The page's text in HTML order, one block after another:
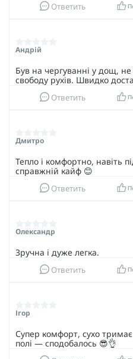
Ответить
Андрій
Був на чергуванні у дощ,
свободу рухів. Швидко
Ответить
Дмитро
Тепло і комфортно, навіть
справжній кайф 😊
Ответить
Олександр
Зручна і дуже легка.
Ответить
Ігор
Супер комфорт, сухо
полі — сподобалось 😎👌